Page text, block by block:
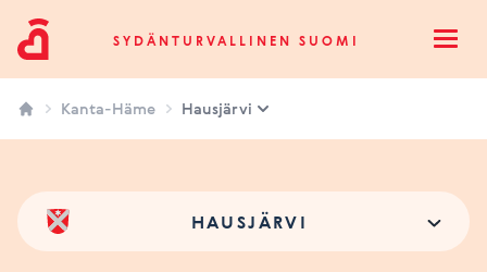
Sydänturvallinen SuomiSYDÄNTURVALLINEN SUOMI
Kanta-Häme Hausjärvi
HAUSJÄRVI